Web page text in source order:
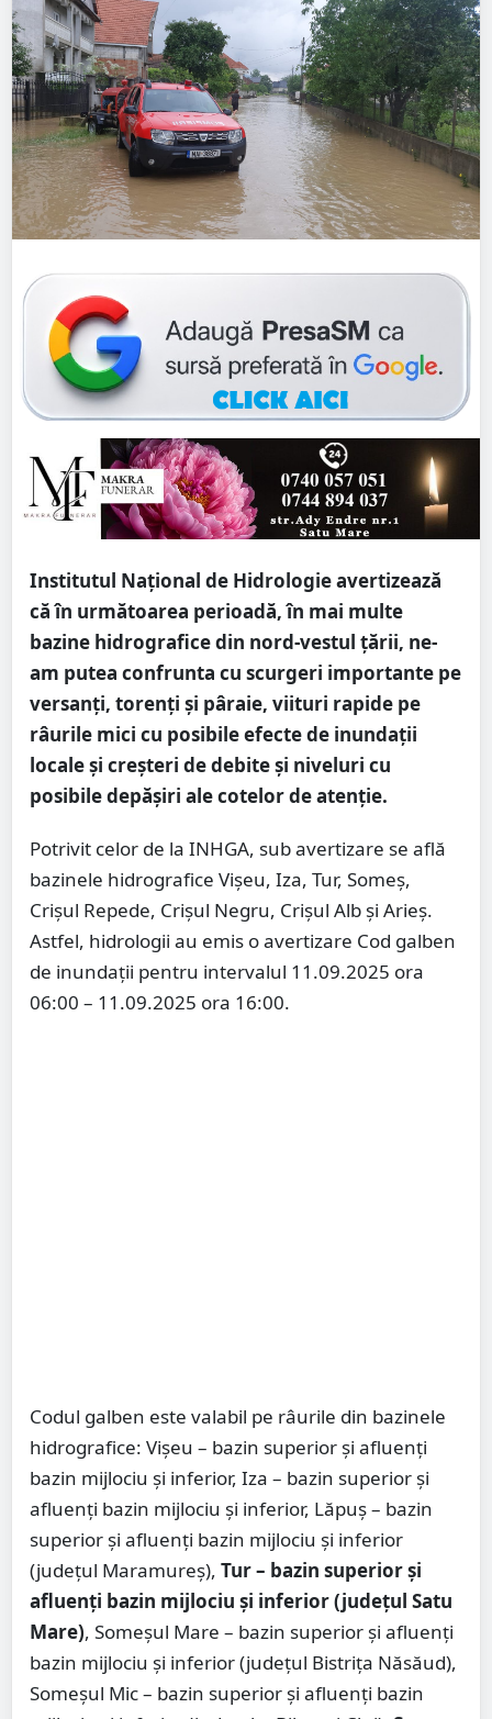
Institutul Național de Hidrologie avertizează
că în următoarea perioadă, în mai multe
bazine hidrografice din nord-vestul țării, ne-
am putea confrunta cu scurgeri importante pe
versanţi, torenţi şi pâraie, viituri rapide pe
râurile mici cu posibile efecte de inundaţii
locale şi creşteri de debite şi niveluri cu
posibile depăşiri ale cotelor de atenție.
Potrivit celor de la INHGA, sub avertizare se află
bazinele hidrografice Vişeu, Iza, Tur, Someş,
Crișul Repede, Crișul Negru, Crișul Alb și Arieș.
Astfel, hidrologii au emis o avertizare Cod galben
de inundații pentru intervalul 11.09.2025 ora
06:00 – 11.09.2025 ora 16:00.
Codul galben este valabil pe râurile din bazinele
hidrografice: Vişeu – bazin superior şi afluenţi
bazin mijlociu şi inferior, Iza – bazin superior şi
afluenţi bazin mijlociu şi inferior, Lăpuș – bazin
superior şi afluenţi bazin mijlociu şi inferior
(judeţul Maramureş), Tur – bazin superior şi
afluenţi bazin mijlociu şi inferior (judeţul Satu
Mare), Someşul Mare – bazin superior şi afluenţi
bazin mijlociu şi inferior (judeţul Bistriţa Năsăud),
Someşul Mic – bazin superior şi afluenţi bazin